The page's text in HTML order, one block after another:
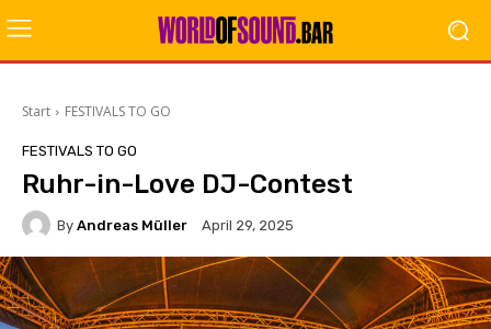
Start FESTIVALS TO GO
FESTIVALS TO GO
Ruhr-in-Love DJ-Contest
By Andreas Müller April 29, 2025